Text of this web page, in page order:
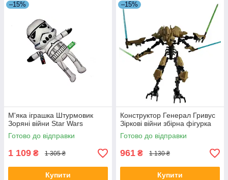
–15%
М'яка іграшка Штурмовик
Зоряні війни Star Wars
Готово до відправки
1 109 ₴ 1 305 ₴
Купити
–15%
Конструктор Генерал Гривус
Зіркові війни збірна фігурка
Готово до відправки
961 ₴ 1 130 ₴
Купити